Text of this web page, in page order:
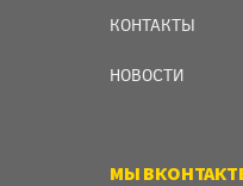
КОНТАКТЫ
НОВОСТИ
МЫ